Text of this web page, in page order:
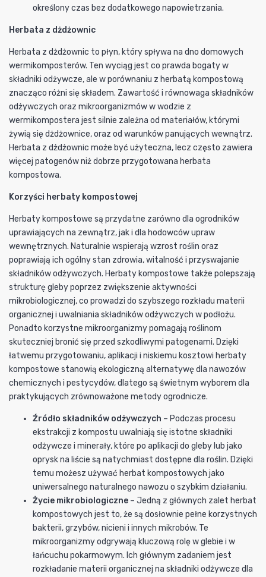
określony czas bez dodatkowego napowietrzania.
Herbata z dżdżownic
Herbata z dżdżownic to płyn, który spływa na dno domowych
wermikomposterów. Ten wyciąg jest co prawda bogaty w
składniki odżywcze, ale w porównaniu z herbatą kompostową
znacząco różni się składem. Zawartość i równowaga składników
odżywczych oraz mikroorganizmów w wodzie z
wermikompostera jest silnie zależna od materiałów, którymi
żywią się dżdżownice, oraz od warunków panujących wewnątrz.
Herbata z dżdżownic może być użyteczna, lecz często zawiera
więcej patogenów niż dobrze przygotowana herbata
kompostowa.
Korzyści herbaty kompostowej
Herbaty kompostowe są przydatne zarówno dla ogrodników
uprawiających na zewnątrz, jak i dla hodowców upraw
wewnętrznych. Naturalnie wspierają wzrost roślin oraz
poprawiają ich ogólny stan zdrowia, witalność i przyswajanie
składników odżywczych. Herbaty kompostowe także polepszają
strukturę gleby poprzez zwiększenie aktywności
mikrobiologicznej, co prowadzi do szybszego rozkładu materii
organicznej i uwalniania składników odżywczych w podłożu.
Ponadto korzystne mikroorganizmy pomagają roślinom
skuteczniej bronić się przed szkodliwymi patogenami. Dzięki
łatwemu przygotowaniu, aplikacji i niskiemu kosztowi herbaty
kompostowe stanowią ekologiczną alternatywę dla nawozów
chemicznych i pestycydów, dlatego są świetnym wyborem dla
praktykujących zrównoważone metody ogrodnicze.
Źródło składników odżywczych – Podczas procesu
ekstrakcji z kompostu uwalniają się istotne składniki
odżywcze i minerały, które po aplikacji do gleby lub jako
oprysk na liście są natychmiast dostępne dla roślin. Dzięki
temu możesz używać herbat kompostowych jako
uniwersalnego naturalnego nawozu o szybkim działaniu.
Życie mikrobiologiczne – Jedną z głównych zalet herbat
kompostowych jest to, że są dosłownie pełne korzystnych
bakterii, grzybów, nicieni i innych mikrobów. Te
mikroorganizmy odgrywają kluczową rolę w glebie i w
łańcuchu pokarmowym. Ich głównym zadaniem jest
rozkładanie materii organicznej na składniki odżywcze dla